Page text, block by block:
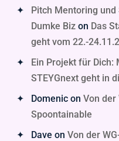
Pitch Mentoring
Dumke Bizon Das
geht vom 22.-
Ein Projekt für Dich:
STEYGnext geht in
Domenicon Von der
Spoontainable
Dave on Von der